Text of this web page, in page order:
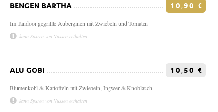
BENGEN BARTHA 10,90 €
Im Tandoor gegrillte Auberginen mit Zwiebeln und Tomaten
kann Spuren von Nüssen enthalten
ALU GOBI 10,50 €
Blumenkohl & Kartoffeln mit Zwiebeln, Ingwer & Knoblauch
kann Spuren von Nüssen enthalten